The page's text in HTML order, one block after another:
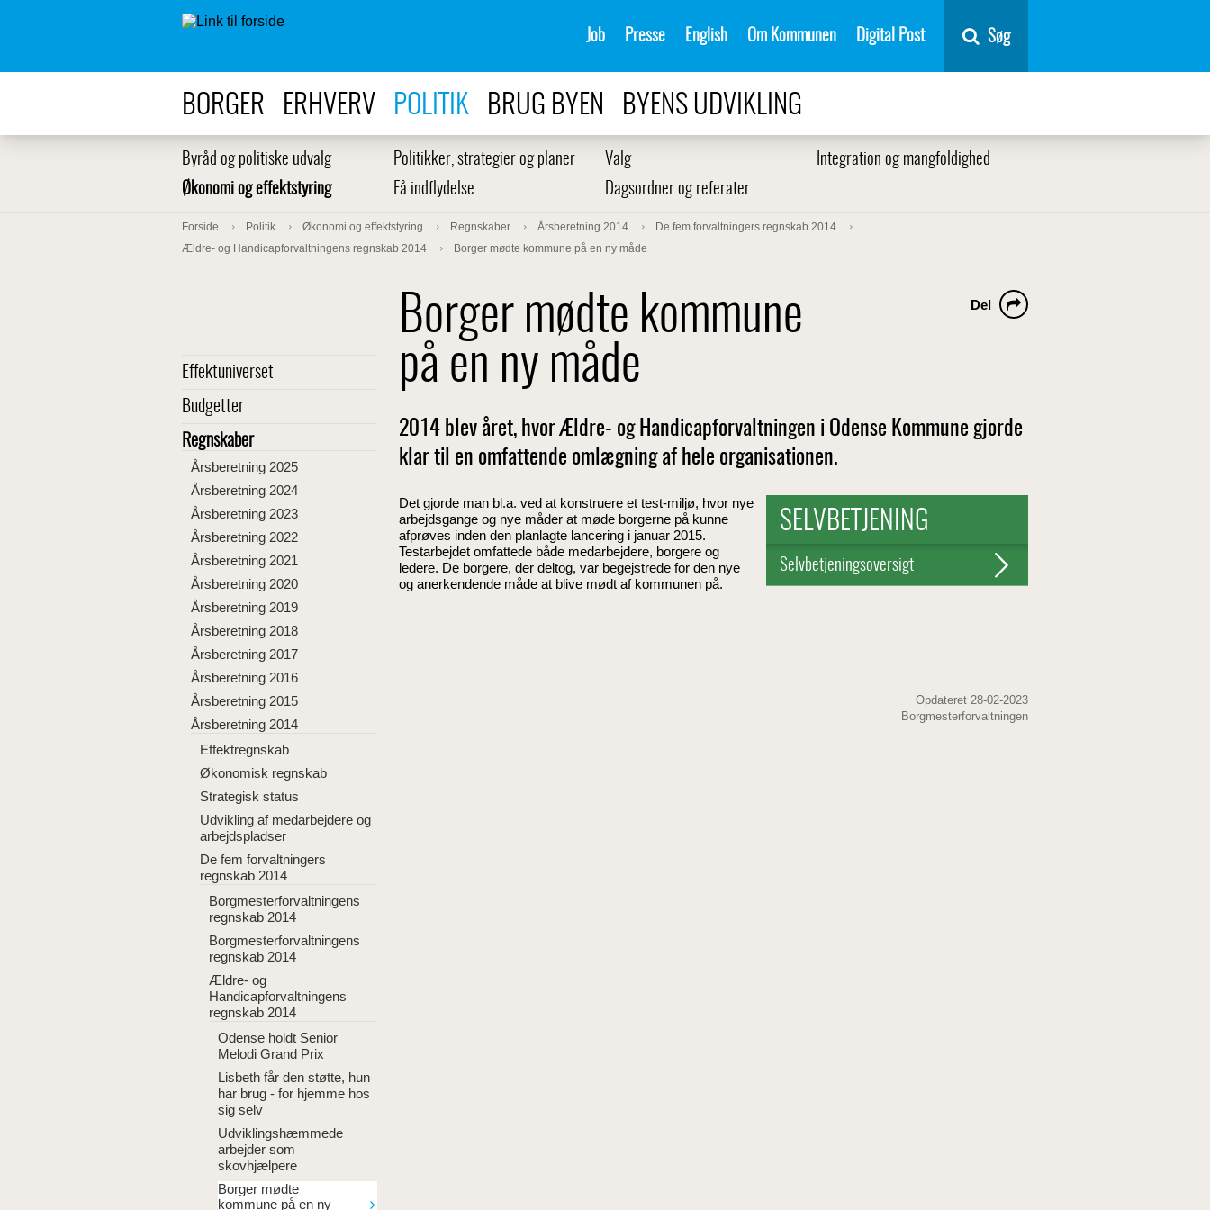
Job Presse English Om Kommunen Digital Post Søg
BORGER ERHVERV POLITIK BRUG BYEN BYENS UDVIKLING
Byråd og politiske udvalg Politikker, strategier og planer Valg
Integration og mangfoldighed
Økonomi og effektstyring
Få indflydelse Dagsordner og referater
Forside Politik Økonomi og effektstyring Regnskaber Årsberetning 2014
De fem forvaltningers regnskab 2014
Ældre- og Handicapforvaltningens regnskab 2014
Borger mødte kommune på en ny måde
Effektuniverset
Budgetter
Regnskaber
Årsberetning 2025
Årsberetning 2024
Årsberetning 2023
Årsberetning 2022
Årsberetning 2021
Årsberetning 2020
Årsberetning 2019
Årsberetning 2018
Årsberetning 2017
Årsberetning 2016
Årsberetning 2015
Årsberetning 2014
Effektregnskab
Økonomisk regnskab
Strategisk status
Udvikling af medarbejdere og
arbejdspladser
De fem forvaltningers
regnskab 2014
Borgmesterforvaltningens
regnskab 2014
Borgmesterforvaltningens
regnskab 2014
Ældre- og
Handicapforvaltningens
regnskab 2014
Odense holdt Senior
Melodi Grand Prix
Lisbeth får den støtte, hun
har brug - for hjemme hos
sig selv
Udviklingshæmmede
arbejder som
skovhjælpere
Borger mødte
kommune på en ny
Borger mødte kommune
på en ny måde
Del
2014 blev året, hvor Ældre- og Handicapforvaltningen i Odense Kommune gjorde
klar til en omfattende omlægning af hele organisationen.
SELVBETJENING
Selvbetjeningsoversigt
Det gjorde man bl.a. ved at konstruere et test-miljø, hvor nye
arbejdsgange og nye måder at møde borgerne på kunne
afprøves inden den planlagte lancering i januar 2015.
Testarbejdet omfattede både medarbejdere, borgere og
ledere. De borgere, der deltog, var begejstrede for den nye
og anerkendende måde at blive mødt af kommunen på.
Opdateret 28-02-2023
Borgmesterforvaltningen